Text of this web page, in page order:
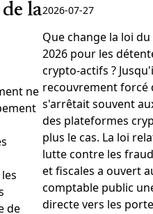
la
ne
de
2026-07-27
Que change la loi du
2026 pour les
crypto-actifs ?
recouvrement forcé
s'arrêtait souvent
des plateformes
plus le cas. La loi
lutte contre les
et fiscales a ouvert
comptable public
directe vers les